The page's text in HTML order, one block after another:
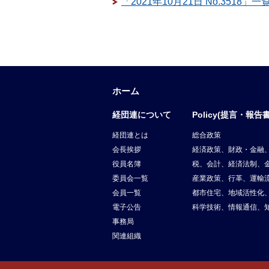
ホーム
経団連について
経団連とは
会長挨拶
役員名簿
委員会一覧
会員一覧
電子公告
事務局
関連組織
Policy(提言・報告
総合政策
経済政策、財政・金融
税、会計、経済法制、
産業政策、行革、運輸
都市住宅、地域活性化
科学技術、情報通信、